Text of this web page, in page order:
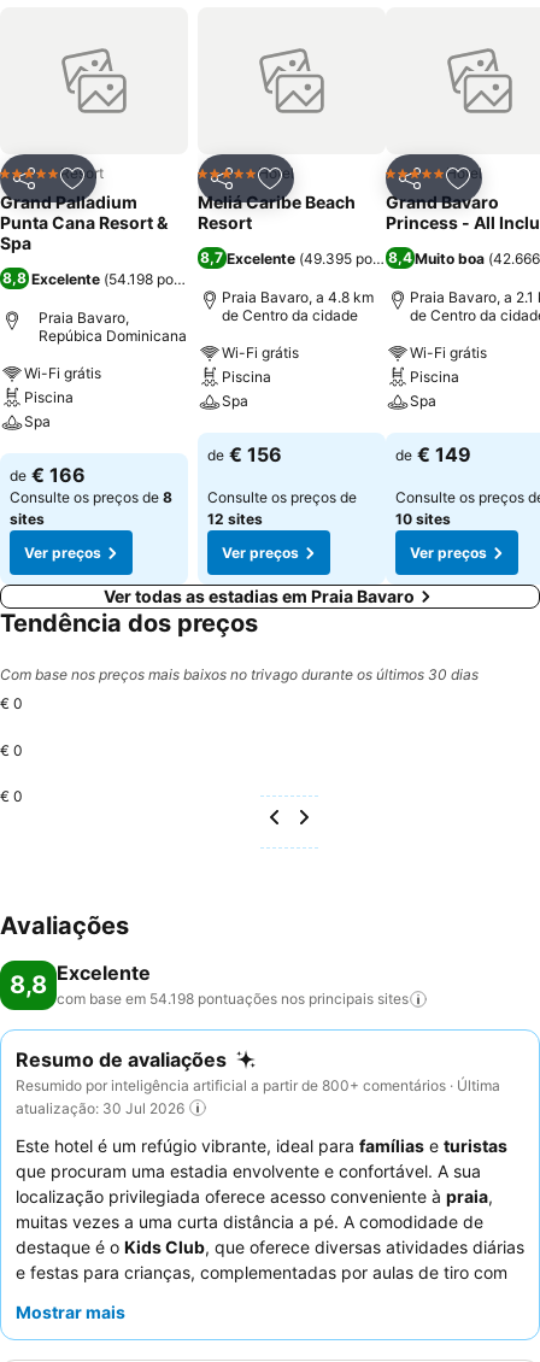
também contam com uma ampla oferta de atividades especiais. Os
visitantes têm mais de dez restaurantes à disposição, como o El
Dorado, especializado em carnes, e o Bamboo, com pratos asiáticos
no Hemingway e em outros cinco bares no local. De carro, os
visitantes levam cerca de dez minutos até o Cassino Avalon ou 20
ao Dolphin Island Park.
PartilharAdicionar aos favoritos
5 EstrelasResort
Grand Palladium
Punta Cana Resort &
Spa
8,8 Excelente (54.198 pontuações
Praia Bavaro,
Repúbica Dominicana
Wi-Fi grátis
Piscina
Spa
Ver preços
de € 166
Consulte os preços de 8
sites
Ver preços
PartilharAdicionar aos favoritos
5 EstrelasHotel
Meliá Caribe Beach
Resort
8,7 Excelente (49.395 pontuações)
Praia Bavaro, a 4.8 km
de Centro da cidade
Wi-Fi grátis
Piscina
Spa
Ver preços
de € 156
Consulte os preços de
12 sites
Ver preços
Partilhar
5 EstrelasHotel
Grand Bavaro
Princess - All
8,4Muito boa (
Praia Bavaro, a 2.1
de Centro da
Wi-Fi grátis
Piscina
Spa
Ver preços
de € 149
Consulte os preços
10 sites
Ver preços
Ver todas as estadias em Praia Bavaro
Tendência dos preços
Com base nos preços mais baixos no trivago durante os últimos 30 dias
€ 0
€ 0
€ 0
Avaliações
8,8 Excelente
com base em 54.198 pontuações nos principais sites
Resumo de avaliações
Resumido por inteligência artificial a partir de 800+ comentários · Última
atualização: 30 Jul 2026
Este hotel é um refúgio vibrante, ideal para famílias e turistas
que procuram uma estadia envolvente e confortável. A sua
localização privilegiada oferece acesso conveniente à praia,
muitas vezes a uma curta distância a pé. A comodidade de
destaque é o Kids Club, que oferece diversas atividades diárias
e festas para crianças, complementadas por aulas de tiro com
elogiam consistentemente os funcionários atenciosos e a grande
Mostrar mais